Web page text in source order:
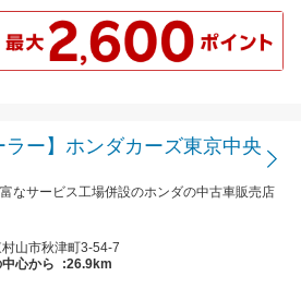
ラー】ホンダカーズ東京中央
なサービス工場併設のホンダの中古車販売店
山市秋津町3-54-7
心から
:26.9km